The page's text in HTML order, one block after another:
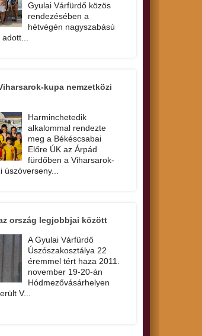
Gyulai Várfürdő közös
rendezésében a
hétvégén nagyszabású
kupa nemzetközi
Harminchetedik
alkalommal rendezte
meg a Békéscsabai
Előre ÚK az Árpád
fürdőben a Viharsarok-
ország legjobbjai között
A Gyulai Várfürdő
Úszószakosztálya 22
éremmel tért haza 2011.
november 19-20-án
Hódmezővásárhelyen
V...